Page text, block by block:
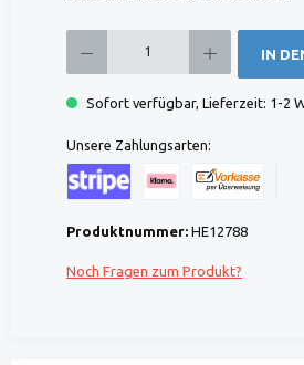
IN
Sofort verfügbar, Lieferzeit: 1-2
Unsere Zahlungsarten:
Produktnummer: HE12788
Noch Fragen zum Produkt?